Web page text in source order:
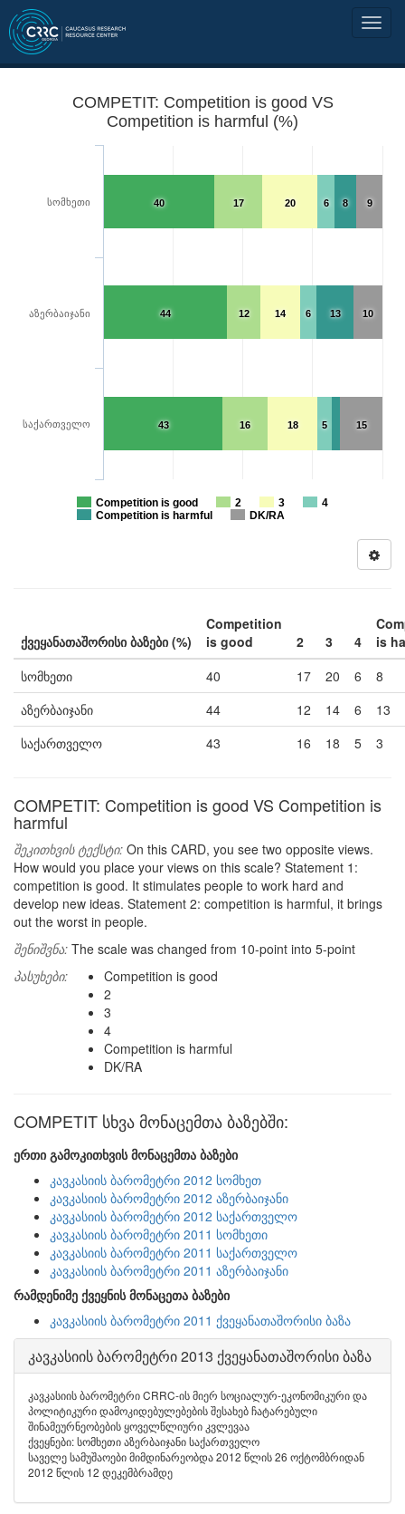
COMPETIT: Competition is good VS
Competition is harmful (%)
9
10
15
8
13
6
6
5
20
14
18
17
12
16
40
44
43
Competition is good 2 3
4
Competition is harmful
DK/RA
სომხეთი
აზერბაიჯანი
საქართველო
ქვეყანათაშორისი ბაზები (%)
Competition
is good
2 3 4
is
სომხეთი
40 17 20 6
8
აზერბაიჯანი
44 12 14 6
13
საქართველო
43 16 18 5 3
COMPETIT: Competition is good VS Competition is
harmful
შეკითხვის ტექსტი: On this CARD, you see two opposite views.
How would you place your views on this scale? Statement 1:
competition is good. It stimulates people to work hard and
develop new ideas. Statement 2: competition is harmful, it brings
out the worst in people.
შენიშვნა: The scale was changed from 10-point into 5-point
პასუხები:
Competition is good
2
3
4
Competition is harmful
DK/RA
COMPETIT სხვა მონაცემთა ბაზებში:
ერთი გამოკითხვის მონაცემთა ბაზები
კავკასიის ბარომეტრი 2012 სომხეთ
კავკასიის ბარომეტრი 2012 აზერბაიჯანი
კავკასიის ბარომეტრი 2012 საქართველო
კავკასიის ბარომეტრი 2011 სომხეთი
კავკასიის ბარომეტრი 2011 საქართველო
კავკასიის ბარომეტრი 2011 აზერბაიჯანი
რამდენიმე ქვეყნის მონაცეთა ბაზები
კავკასიის ბარომეტრი 2011 ქვეყანათაშორისი ბაზა
კავკასიის ბარომეტრი 2013 ქვეყანათაშორისი ბაზა
კავკასიის ბარომეტრი CRRC-ის მიერ სოციალურ-ეკონომიკური და
პოლიტიკური დამოკიდებულებების შესახებ ჩატარებული
შინამეურნეობების ყოველწლიური კვლევაა
ქვეყნები: სომხეთი აზერბაიჯანი საქართველო
საველე სამუშაოები მიმდინარეობდა 2012 წლის 26 ოქტომბრიდან
2012 წლის 12 დეკემბრამდე